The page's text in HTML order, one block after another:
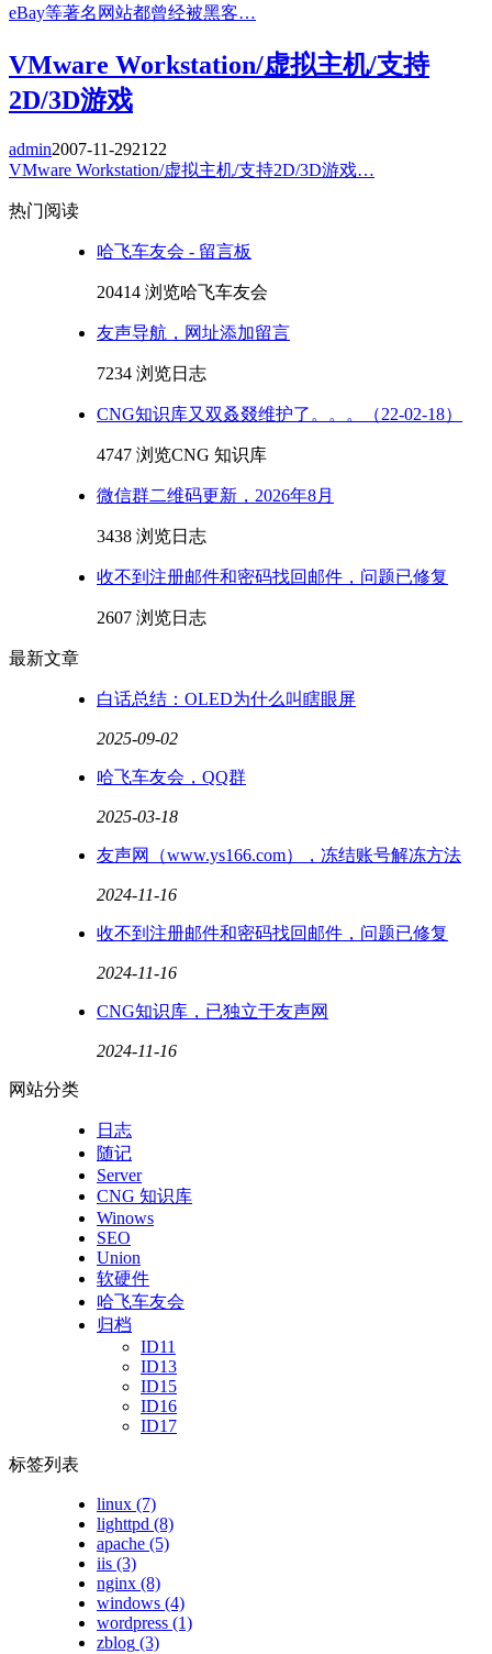
eBay等著名网站都曾经被黑客…
VMware Workstation/虚拟主机/支持
2D/3D游戏
admin2007-11-292122
VMware Workstation/虚拟主机/支持2D/3D游戏…
热门阅读
哈飞车友会 - 留言板
20414 浏览哈飞车友会
友声导航，网址添加留言
7234 浏览日志
CNG知识库又双叒叕维护了。。。（22-02-18）
4747 浏览CNG 知识库
微信群二维码更新，2026年8月
3438 浏览日志
收不到注册邮件和密码找回邮件，问题已修复
2607 浏览日志
最新文章
白话总结：OLED为什么叫瞎眼屏
2025-09-02
哈飞车友会，QQ群
2025-03-18
友声网（www.ys166.com），冻结账号解冻方法
2024-11-16
收不到注册邮件和密码找回邮件，问题已修复
2024-11-16
CNG知识库，已独立于友声网
2024-11-16
网站分类
日志
随记
Server
CNG 知识库
Winows
SEO
Union
软硬件
哈飞车友会
归档
ID11
ID13
ID15
ID16
ID17
标签列表
linux (7)
lighttpd (8)
apache (5)
iis (3)
nginx (8)
windows (4)
wordpress (1)
zblog (3)